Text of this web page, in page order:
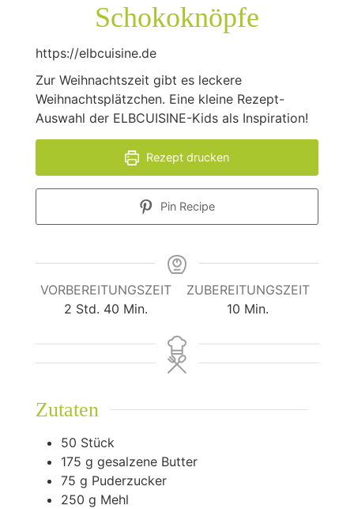
Schokoknöpfe
https://elbcuisine.de
Zur Weihnachtszeit gibt es leckere
Weihnachtsplätzchen. Eine kleine Rezept-
Auswahl der ELBCUISINE-Kids als Inspiration!
Rezept drucken
Pin Recipe
VORBEREITUNGSZEIT
2 Stunden
Std. 40 Minuten
Min.
ZUBEREITUNGSZEIT
10 Minuten
Min.
Zutaten
50 Stück
175 g gesalzene Butter
75 g Puderzucker
250 g Mehl